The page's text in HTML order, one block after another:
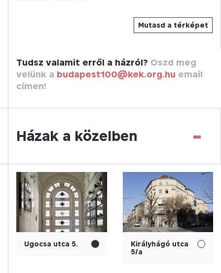
Mutasd a térképet
Tudsz valamit erről a házról? Oszd meg
velünk a budapest100@kek.org.hu email
címen!
Házak a közelben -
Ugocsa utca 5.
Királyhágó utca
5/a